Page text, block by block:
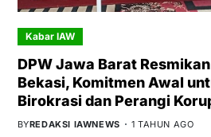
Kabar IAW
DPW Jawa Barat
Bekasi, Komitmen Awal
Birokrasi dan Perangi
BYREDAKSI IAWNEWS 1 TAHUN AGO